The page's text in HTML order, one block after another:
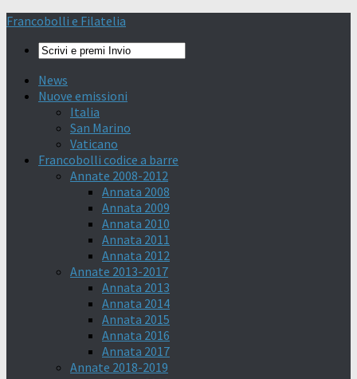
Francobolli e Filatelia
News
Nuove emissioni
Italia
San Marino
Vaticano
Francobolli codice a barre
Annate 2008-2012
Annata 2008
Annata 2009
Annata 2010
Annata 2011
Annata 2012
Annate 2013-2017
Annata 2013
Annata 2014
Annata 2015
Annata 2016
Annata 2017
Annate 2018-2019